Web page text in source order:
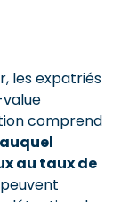
les expatriés
comprend
au taux de